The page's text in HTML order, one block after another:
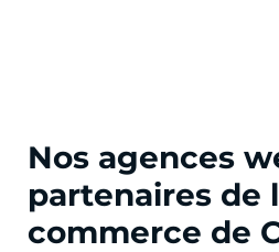
Nos agences
partenaires de
commerce de